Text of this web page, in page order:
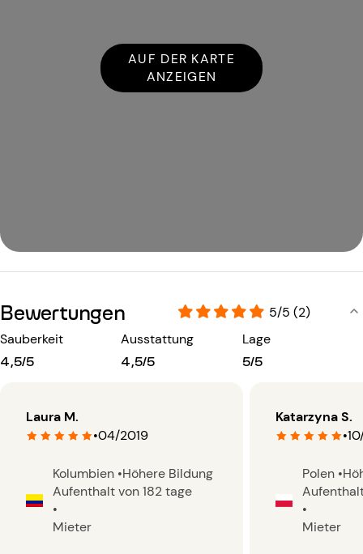
AUF DER KARTE
ANZEIGEN
Bewertungen
5/5 (2)
Sauberkeit
4,5/5
Ausstattung
4,5/5
Lage
5/5
Laura M.
•04/2019
Kolumbien •Höhere Bildung
Aufenthalt von 182 tage
•
Mieter
Katarzyna S.
•
Polen •
•
Mieter